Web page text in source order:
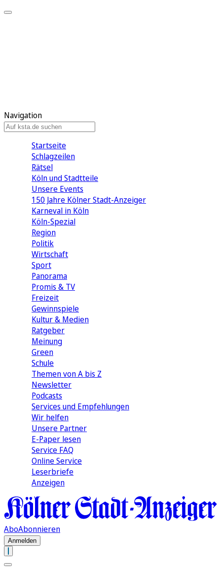
Navigation
Startseite
Schlagzeilen
Rätsel
Köln und Stadtteile
Unsere Events
150 Jahre Kölner Stadt-Anzeiger
Karneval in Köln
Köln-Spezial
Region
Politik
Wirtschaft
Sport
Panorama
Promis & TV
Freizeit
Gewinnspiele
Kultur & Medien
Ratgeber
Meinung
Green
Schule
Themen von A bis Z
Newsletter
Podcasts
Services und Empfehlungen
Wir helfen
Unsere Partner
E-Paper lesen
Service FAQ
Online Service
Leserbriefe
Anzeigen
AboAbonnieren
Anmelden